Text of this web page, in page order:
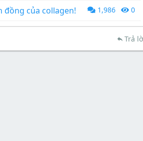
của collagen! 0
1,986
Trả